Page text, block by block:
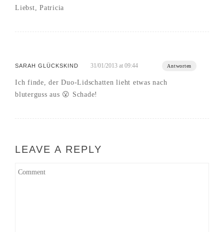
Liebst, Patricia
SARAH GLÜCKSKIND 31/01/2013 at 09:44 Antworten
Ich finde, der Duo-Lidschatten lieht etwas nach
bluterguss aus 😮 Schade!
LEAVE A REPLY